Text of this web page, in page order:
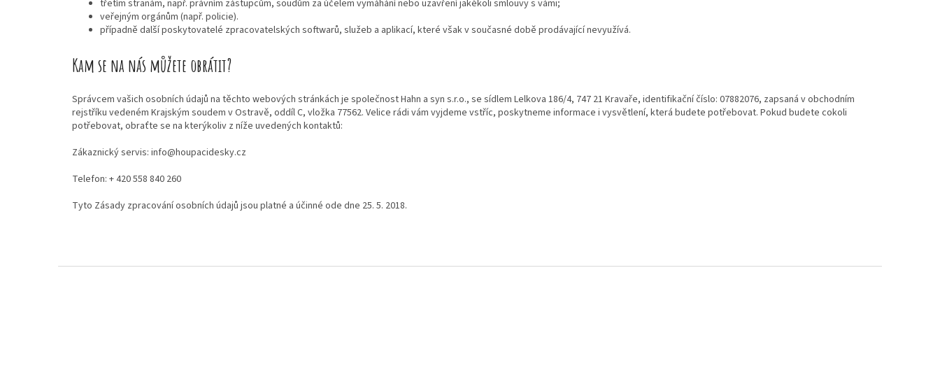
třetím stranám, např. právním zástupcům, soudům za účelem vymáhání nebo uzavření jakékoli smlouvy s vámi;
veřejným orgánům (např. policie).
případně další poskytovatelé zpracovatelských softwarů, služeb a aplikací, které však v současné době prodávající nevyužívá.
Kam se na nás můžete obrátit?
Správcem vašich osobních údajů na těchto webových stránkách je společnostHahn a syn s.r.o., se sídlem Lelkova 186/4, 747 21 Kravaře, identifikační číslo: 07882076, zapsaná v obchodním
rejstříku vedeném Krajským soudem v Ostravě, oddíl C, vložka 77562. Velice rádi vám vyjdeme vstříc, poskytneme informace i vysvětlení, která budete potřebovat. Pokud budete cokoli
potřebovat, obraťte se na kterýkoliv z níže uvedených kontaktů:
Zákaznický servis: info@houpacidesky.cz
Telefon: + 420 558 840 260
Tyto Zásady zpracování osobních údajů jsou platné a účinné ode dne 25. 5. 2018.